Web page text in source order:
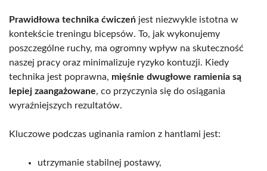
Prawidłowa technika ćwiczeń jest niezwykle istotna w
kontekście treningu bicepsów. To, jak wykonujemy
poszczególne ruchy, ma ogromny wpływ na skuteczność
naszej pracy oraz minimalizuje ryzyko kontuzji. Kiedy
technika jest poprawna, mięśnie dwugłowe ramienia są
lepiej zaangażowane, co przyczynia się do osiągania
wyraźniejszych rezultatów.
Kluczowe podczas uginania ramion z hantlami jest:
utrzymanie stabilnej postawy,